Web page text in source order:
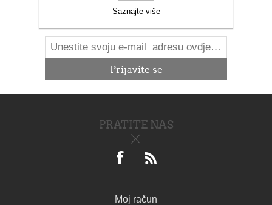
NOVOSTI
PRATITE NAS
Moj račun
Saznajte više